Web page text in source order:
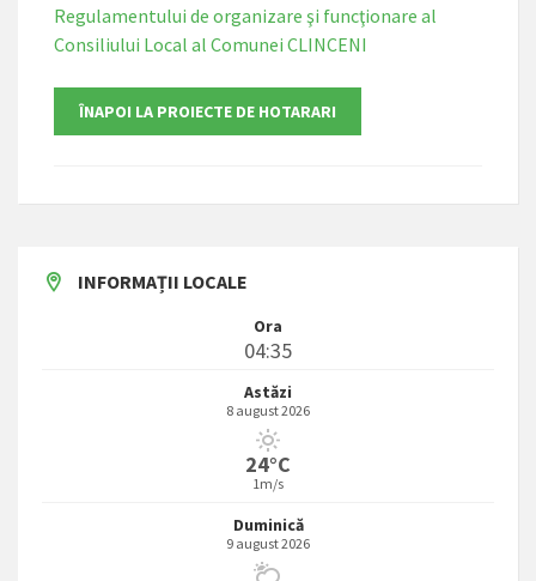
Regulamentului de organizare şi funcţionare al
Consiliului Local al Comunei CLINCENI
INFORMAȚII LOCALE
Ora
04:35
Astăzi
8 august 2026
24°C
1m/s
Duminică
9 august 2026